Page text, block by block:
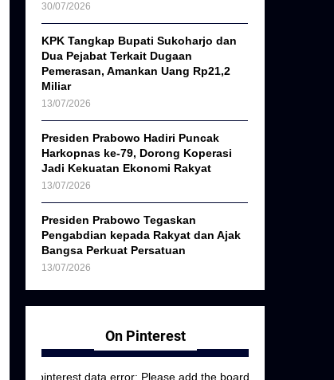
30/07/2026
KPK Tangkap Bupati Sukoharjo dan
Dua Pejabat Terkait Dugaan
Pemerasan, Amankan Uang Rp21,2
Miliar
13/07/2026
Presiden Prabowo Hadiri Puncak
Harkopnas ke-79, Dorong Koperasi
Jadi Kekuatan Ekonomi Rakyat
13/07/2026
Presiden Prabowo Tegaskan
Pengabdian kepada Rakyat dan Ajak
Bangsa Perkuat Persatuan
13/07/2026
On Pinterest
pinterest data error: Please add the board